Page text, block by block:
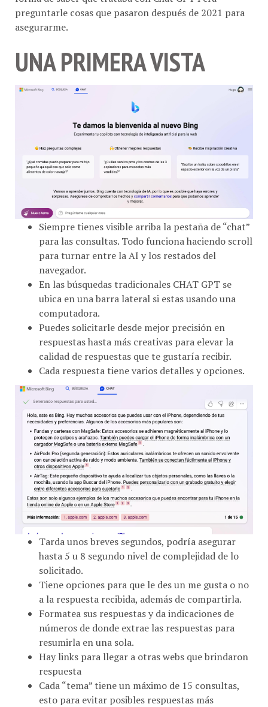
asegurarme.
UNA PRIMERA VISTA
Siempre tienes visible arriba la pestaña de “chat”
para las consultas. Todo funciona haciendo scroll
para turnar entre la AI y los restados del
navegador.
En las búsquedas tradicionales CHAT GPT se
ubica en una barra lateral si estas usando una
computadora.
Puedes solicitarle desde mejor precisión en
respuestas hasta más creativas para elevar la
calidad de respuestas que te gustaría recibir.
Cada respuesta tiene varios detalles y opciones.
Tarda unos breves segundos, podría asegurar
hasta 5 u 8 segundo nivel de complejidad de lo
solicitado.
Tiene opciones para que le des un me gusta o no
a la respuesta recibida, además de compartirla.
Formatea sus respuestas y da indicaciones de
números de donde extrae las respuestas para
resumirla en una sola.
Hay links para llegar a otras webs que brindaron
respuesta
Cada “tema” tiene un máximo de 15 consultas,
esto para evitar posibles respuestas más
profundas o controversiales.